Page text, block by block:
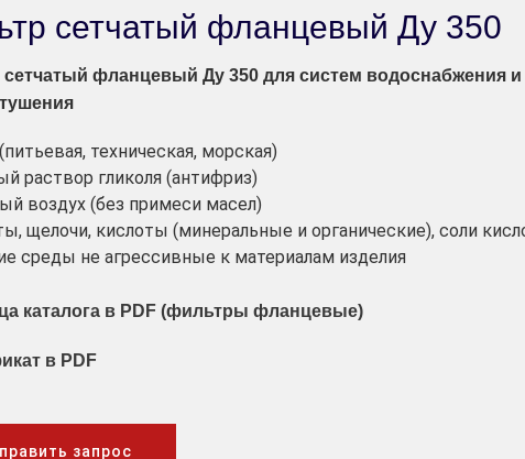
сетчатый фланцевый Ду 350
фланцевый Ду 350 для систем водоснабжения и
техническая, морская)
раствор гликоля (антифриз)
воздух (без примеси масел)
щелочи, кислоты (минеральные и органические), соли
среды не агрессивные к материалам изделия
каталога в PDF (фильтры фланцевые)
в PDF
запрос